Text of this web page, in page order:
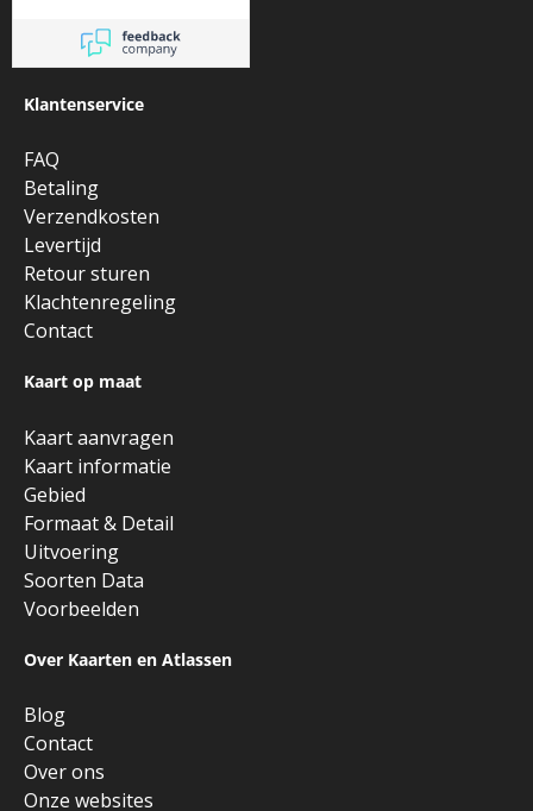
Klantenservice
FAQ
Betaling
Verzendkosten
Levertijd
Retour sturen
Klachtenregeling
Contact
Kaart op maat
Kaart aanvragen
Kaart informatie
Gebied
Formaat & Detail
Uitvoering
Soorten Data
Voorbeelden
Over Kaarten en Atlassen
Blog
Contact
Over ons
Onze websites